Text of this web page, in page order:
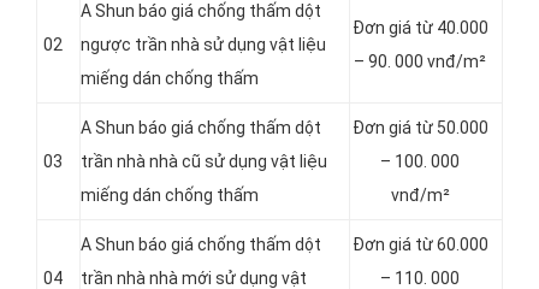
02
A Shun báo giá chống thấm dột
ngược trần nhà sử dụng vật liệu
miếng dán chống thấm
Đơn giá từ 40.000
– 90. 000 vnđ/m²
03
A Shun báo giá chống thấm dột
trần nhà nhà cũ sử dụng vật liệu
miếng dán chống thấm
Đơn giá từ 50.000
– 100. 000
vnđ/m²
04
A Shun báo giá chống thấm dột
trần nhà nhà mới sử dụng vật
Đơn giá từ 60.000
– 110. 000